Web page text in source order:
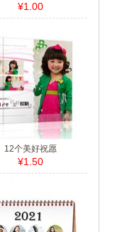
¥1.00
12个美好祝愿
¥1.50